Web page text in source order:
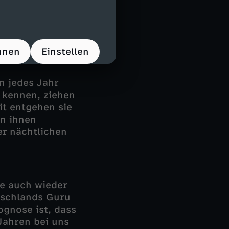
Einstellen
jedes Jahr
ziehen
entgehen sie
ihnen
nächtlichen
auch wieder
Guru
ist, dass
bei uns